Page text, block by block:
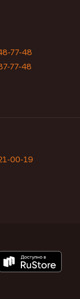
77-48
77-48
00-19